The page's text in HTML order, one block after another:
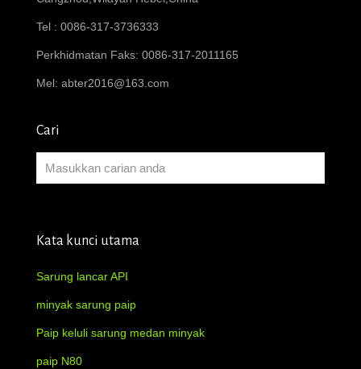
Tel : 0086-317-3736333
Perkhidmatan Faks: 0086-317-2011165
Mel: abter2016@163.com
Cari
Kata kunci utama
Sarung lancar API
minyak sarung paip
Paip keluli sarung medan minyak
paip N80